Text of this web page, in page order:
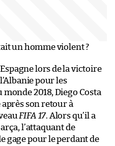
un homme violent ?
lors de la victoire
pour les
2018, Diego Costa
son retour à
FIFA 17. Alors qu’il a
l’attaquant de
gage pour le perdant de